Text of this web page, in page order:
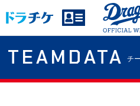
TEAMDATA チ